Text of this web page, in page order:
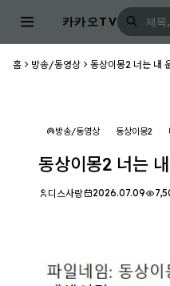
카카오TV
홈 방송/동영상 동상이몽2 너는
방송/동영상 동상이몽2
동상이몽2 너는
디스사랑 2026.07.09